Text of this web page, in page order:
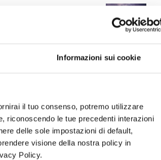
Informazioni sui cookie
il tuo consenso, potremo utilizzare
riconoscendo le tue precedenti interazioni
delle sole impostazioni di default,
visione della nostra policy in
Policy.